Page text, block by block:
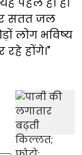
सतत जल
लोग भविष्य
होंगे।"